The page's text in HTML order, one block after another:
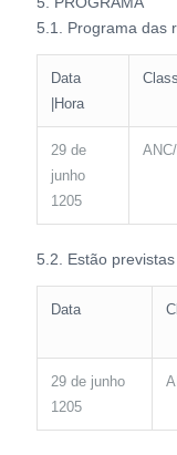
5.1. Programa das
Data
|Hora
29 de
junho
1205
5.2. Estão
Data
29 de junho
1205